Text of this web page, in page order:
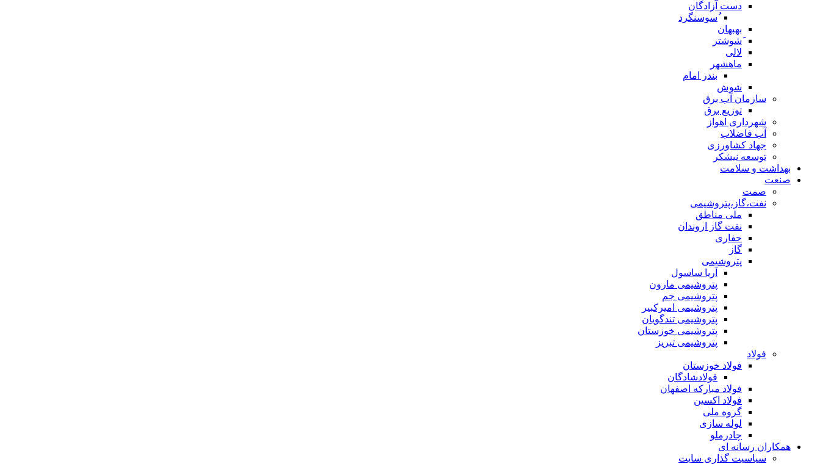
دست آزادگان
ُسوسنگرد
بهبهان
َشوشتر
لالی
ماهشهر
بندر امام
شوش
سازمان آب برق
توزیع برق
شهرداری اهواز
آب فاضلاب
جهاد کشاورزی
توسعه نیشکر
بهداشت و سلامت
صنعت
صمت
نفت،گاز،پتروشیمی
ملی مناطق
نفت گاز اروندان
حفاری
گاز
پتروشیمی
آریا ساسول
پتروشیمی مارون
پتروشیمی جم
پتروشیمی امیرکبیر
پتروشیمی تندگویان
پتروشیمی خوزستان
پتروشیمی تبریز
فولاد
فولاد خوزستان
فولادشادگان
فولاد مبارکه اصفهان
فولاد اکسین
گروه ملی
لوله سازی
چادرملو
همکاران رسانه ای
سیاسیت گذاری سایت